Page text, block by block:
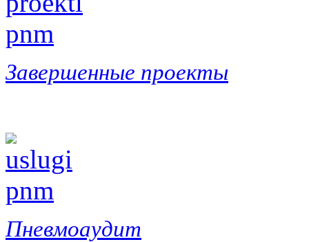
Завершенные проекты
Пневмоаудит